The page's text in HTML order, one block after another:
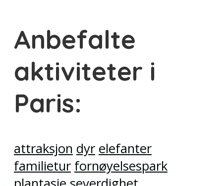
Anbefalte
aktiviteter i
Paris:
attraksjon dyr elefanter
familietur fornøyelsespark